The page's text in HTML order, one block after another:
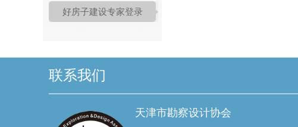
好房子建设专家登录
联系我们
天津市勘察设计协会